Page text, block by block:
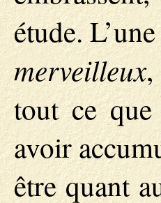
étude.
merveilleux,
tout ce
avoir
être quant